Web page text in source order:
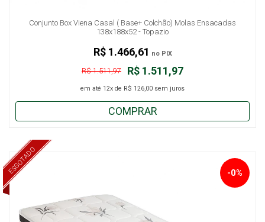
Conjunto Box Viena Casal ( Base+ Colchão) Molas Ensacadas
138x188x52 - Topazio
R$ 1.511,97
R$ 1.511,97
em até 12x de R$ 126,00 sem juros
R$ 1.466,61 no PIX
COMPRAR
ESGOTADO -0%